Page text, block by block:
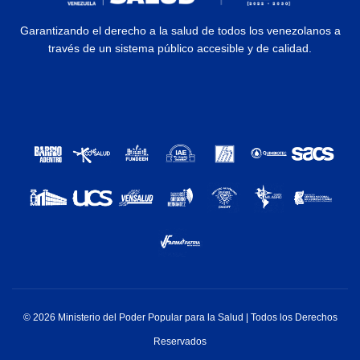
Garantizando el derecho a la salud de todos los venezolanos a
través de un sistema público accesible y de calidad.
© 2026 Ministerio del Poder Popular para la Salud | Todos los Derechos
Reservados